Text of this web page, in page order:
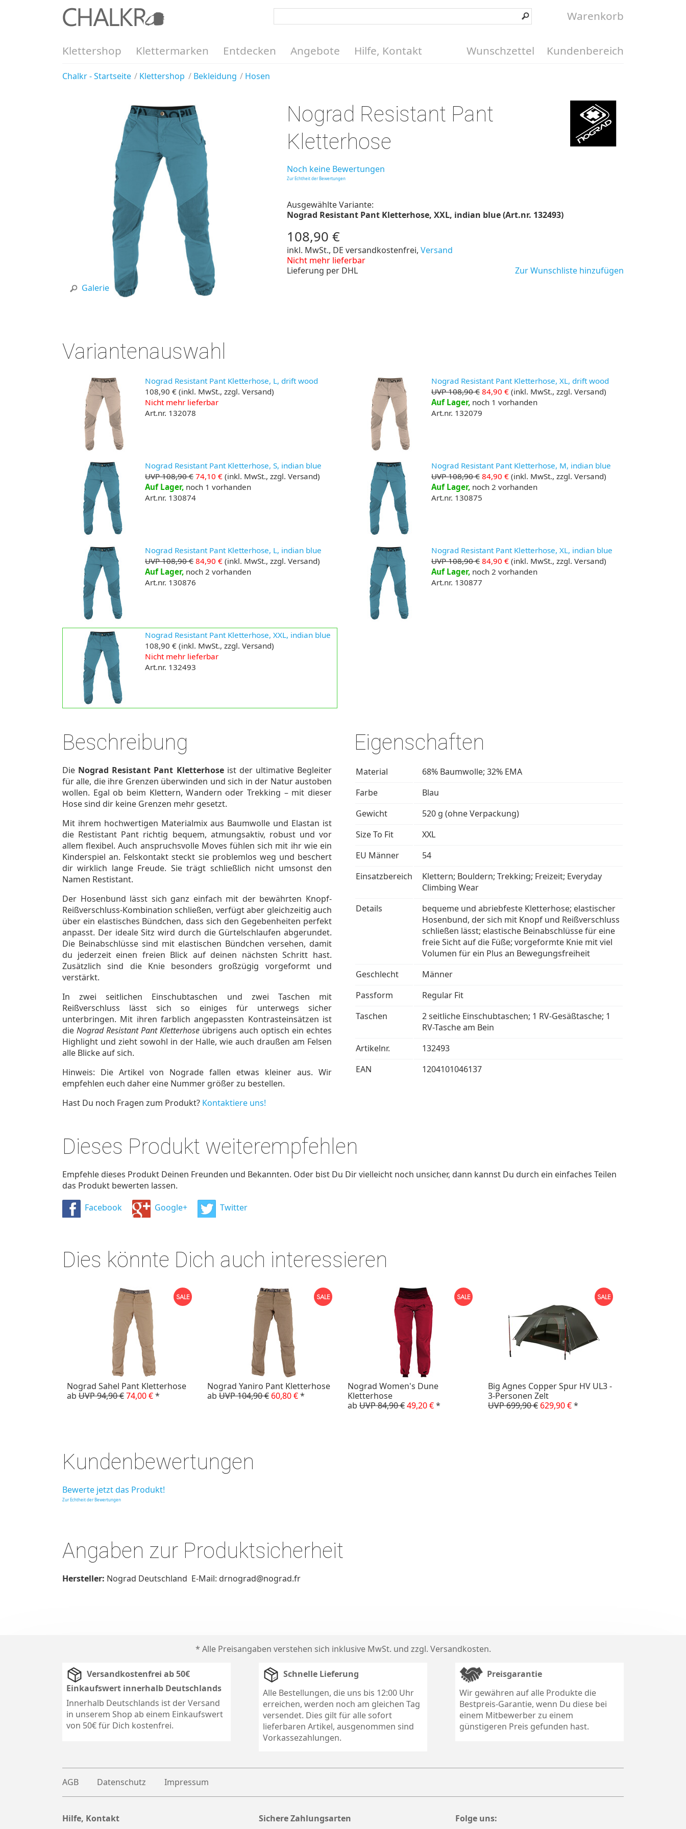
Warenkorb
Klettershop Klettermarken Entdecken Angebote Hilfe, Kontakt Kundenbereich
Wunschzettel
Chalkr - Startseite Klettershop Bekleidung Hosen
Galerie
Nograd Resistant Pant
Kletterhose
Noch keine Bewertungen
Zur Echtheit der Bewertungen
Ausgewählte Variante:
Nograd Resistant Pant Kletterhose, XXL, indian blue (Art.nr. 132493)
108,90 €
inkl. MwSt., DE versandkostenfrei, Versand
Nicht mehr lieferbar
Lieferung per DHL
Zur Wunschliste hinzufügen
Variantenauswahl
Nograd Resistant Pant Kletterhose, L, drift wood
108,90 € (inkl. MwSt., zzgl. Versand)
Nicht mehr lieferbar
Art.nr. 132078
Nograd Resistant Pant Kletterhose, XL, drift wood
UVP 108,90 € 84,90 € (inkl. MwSt., zzgl. Versand)
Auf Lager, noch 1 vorhanden
Art.nr. 132079
Nograd Resistant Pant Kletterhose, S, indian blue
UVP 108,90 € 74,10 € (inkl. MwSt., zzgl. Versand)
Auf Lager, noch 1 vorhanden
Art.nr. 130874
Nograd Resistant Pant Kletterhose, M, indian blue
UVP 108,90 € 84,90 € (inkl. MwSt., zzgl. Versand)
Auf Lager, noch 2 vorhanden
Art.nr. 130875
Nograd Resistant Pant Kletterhose, L, indian blue
UVP 108,90 € 84,90 € (inkl. MwSt., zzgl. Versand)
Auf Lager, noch 2 vorhanden
Art.nr. 130876
Nograd Resistant Pant Kletterhose, XL, indian blue
UVP 108,90 € 84,90 € (inkl. MwSt., zzgl. Versand)
Auf Lager, noch 2 vorhanden
Art.nr. 130877
Nograd Resistant Pant Kletterhose, XXL, indian blue
108,90 € (inkl. MwSt., zzgl. Versand)
Nicht mehr lieferbar
Art.nr. 132493
Eigenschaften
Material
68% Baumwolle; 32% EMA
Farbe
Blau
Gewicht
520 g (ohne Verpackung)
Size To Fit
XXL
EU Männer
54
Einsatzbereich
Klettern; Bouldern; Trekking; Freizeit; Everyday
Climbing Wear
Details
bequeme und abriebfeste Kletterhose; elastischer
Hosenbund, der sich mit Knopf und Reißverschluss
schließen lässt; elastische Beinabschlüsse für eine
freie Sicht auf die Füße; vorgeformte Knie mit viel
Volumen für ein Plus an Bewegungsfreiheit
Geschlecht
Männer
Passform
Regular Fit
Taschen
2 seitliche Einschubtaschen; 1 RV-Gesäßtasche; 1
RV-Tasche am Bein
Artikelnr.
132493
EAN
1204101046137
Beschreibung
Die Nograd Resistant Pant Kletterhoseist der ultimative Begleiter
für alle, die ihre Grenzen überwinden und sich in der Natur austoben
wollen. Egal ob beim Klettern, Wandern oder Trekking – mit dieser
Hose sind dir keine Grenzen mehr gesetzt.
Mit ihrem hochwertigen Materialmix aus Baumwolle und Elastan ist
die Restistant Pant richtig bequem, atmungsaktiv, robust und vor
allem flexibel. Auch anspruchsvolle Moves fühlen sich mit ihr wie ein
Kinderspiel an. Felskontakt steckt sie problemlos weg und beschert
dir wirklich lange Freude. Sie trägt schließlich nicht umsonst den
Namen Restistant.
Der Hosenbund lässt sich ganz einfach mit der bewährten Knopf-
Reißverschluss-Kombination schließen, verfügt aber gleichzeitig auch
über ein elastisches Bündchen, dass sich den Gegebenheiten perfekt
anpasst. Der ideale Sitz wird durch die Gürtelschlaufen abgerundet.
Die Beinabschlüsse sind mit elastischen Bündchen versehen, damit
du jederzeit einen freien Blick auf deinen nächsten Schritt hast.
Zusätzlich sind die Knie besonders großzügig vorgeformt und
verstärkt.
In zwei seitlichen Einschubtaschen und zwei Taschen mit
Reißverschluss lässt sich so einiges für unterwegs sicher
unterbringen. Mit ihren farblich angepassten Kontrasteinsätzen ist
die Nograd Resistant Pant Kletterhose übrigens auch optisch ein echtes
Highlight und zieht sowohl in der Halle, wie auch draußen am Felsen
alle Blicke auf sich.
Hinweis: Die Artikel von Nograde fallen etwas kleiner aus. Wir
empfehlen euch daher eine Nummer größer zu bestellen.
Hast Du noch Fragen zum Produkt? Kontaktiere uns!
Dieses Produkt weiterempfehlen
Empfehle dieses Produkt Deinen Freunden und Bekannten. Oder bist Du Dir vielleicht noch unsicher, dann kannst Du durch ein einfaches Teilen
das Produkt bewerten lassen.
Facebook
Google+ Twitter
Dies könnte Dich auch interessieren
Nograd Sahel Pant Kletterhose
ab UVP 94,90 €74,00 €*
Nograd Yaniro Pant Kletterhose
ab UVP 104,90 € 60,80 €*
Nograd Women's Dune
Kletterhose
ab UVP 84,90 €49,20 €*
Big Agnes Copper Spur HV UL3 -
3-Personen Zelt
UVP 699,90 € 629,90 €*
Kundenbewertungen
Bewerte jetzt das Produkt!
Zur Echtheit der Bewertungen
Angaben zur Produktsicherheit
Hersteller: Nograd Deutschland E-Mail: drnograd@nograd.fr
* Alle Preisangaben verstehen sich inklusive MwSt. und zzgl. Versandkosten.
Versandkostenfrei ab 50€
Einkaufswert innerhalb Deutschlands
Innerhalb Deutschlands ist der Versand
in unserem Shop ab einem Einkaufswert
von 50€ für Dich kostenfrei.
Schnelle Lieferung
Alle Bestellungen, die uns bis 12:00 Uhr
erreichen, werden noch am gleichen Tag
versendet. Dies gilt für alle sofort
lieferbaren Artikel, ausgenommen sind
Vorkassezahlungen.
Preisgarantie
Wir gewähren auf alle Produkte die
Bestpreis-Garantie, wenn Du diese bei
einem Mitbewerber zu einem
günstigeren Preis gefunden hast.
AGB Datenschutz Impressum
Hilfe, Kontakt Sichere Zahlungsarten Folge uns: